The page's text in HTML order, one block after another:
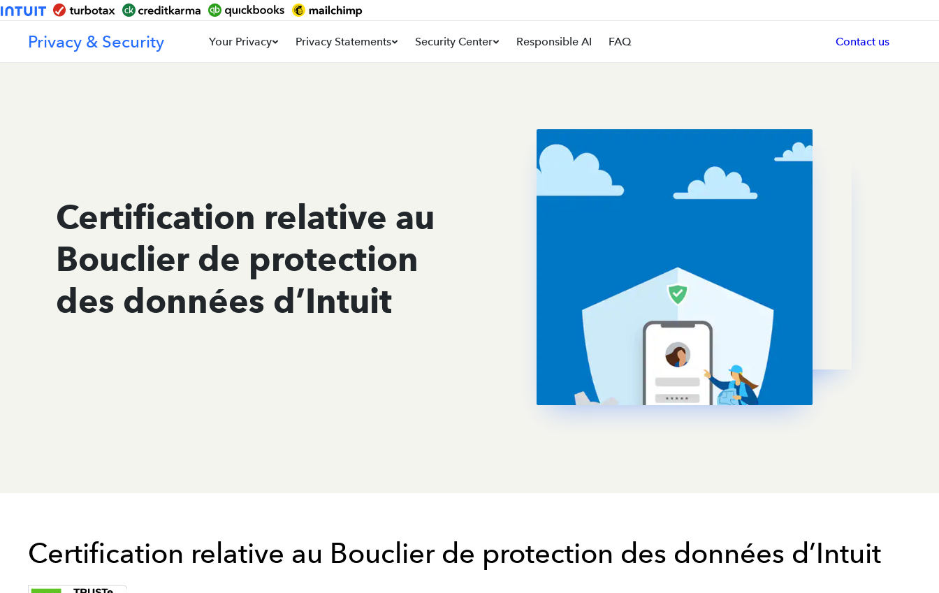
Privacy & Security Your Privacy Privacy Statements Security Center Responsible AI FAQ Contact us
Certification relative au
Bouclier de protection
des données d’Intuit
Certification relative au Bouclier de protection des données d’Intuit